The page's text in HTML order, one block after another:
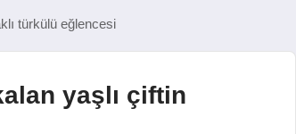
türkülü eğlencesi
yaşlı çiftin